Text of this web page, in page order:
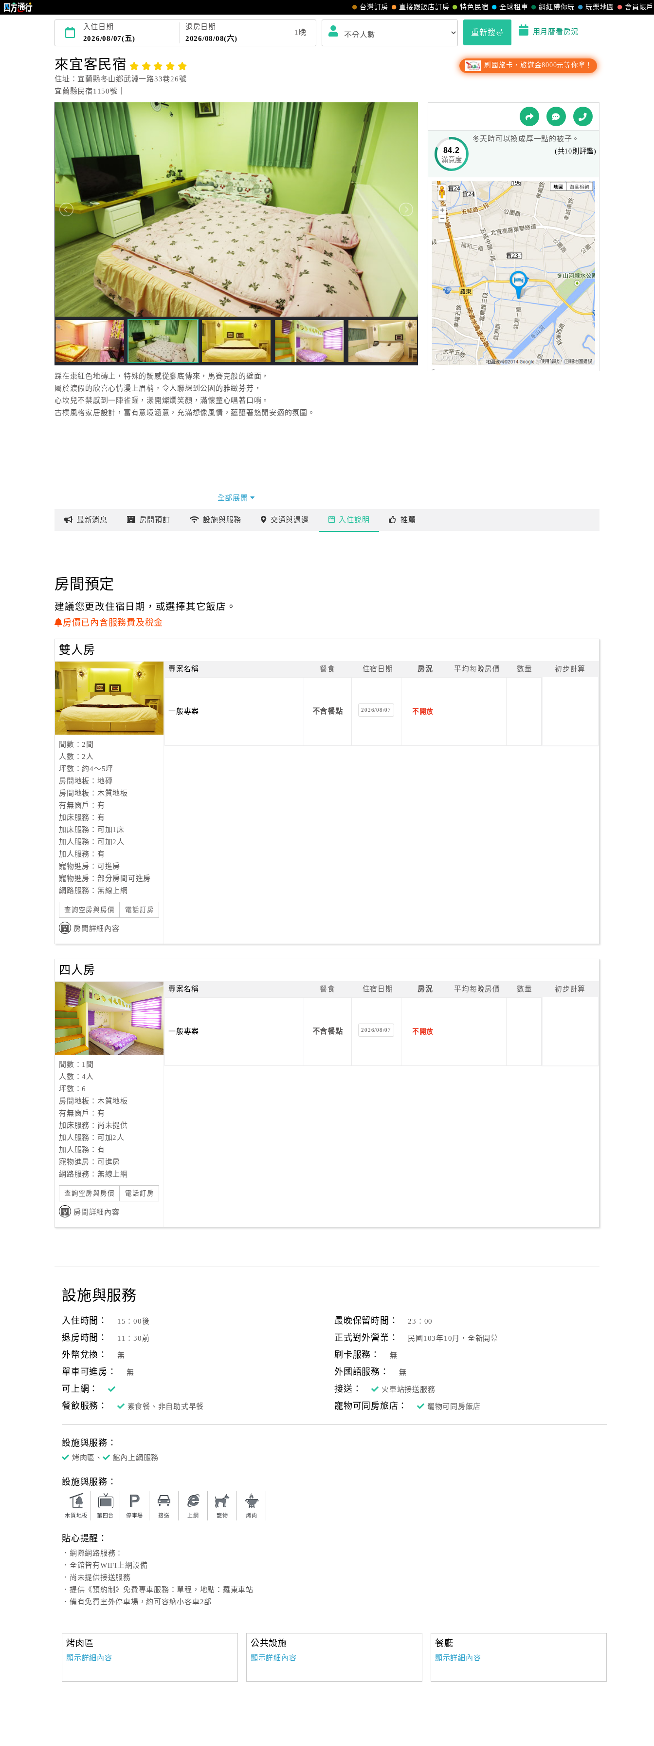
會員帳戶
玩樂地圖
網紅帶你玩
全球租車
特色民宿
直接跟飯店訂房
台灣訂房
入住日期
2026/08/07(五)
退房日期
2026/08/08(六)
1 晚 重新搜尋 用月曆看房況
來宜客民宿
住址：宜蘭縣冬山鄉武淵一路33巷26號
宜蘭縣民宿1150號｜
刷國旅卡，旅遊金8000元等你拿！
踩在棗紅色地磚上，特殊的觸感從腳底傳來，馬賽克般的壁面，
屬於渡假的欣喜心情漫上眉梢，令人聯想到公園的雅緻芬芳，
心坎兒不禁感到一陣雀躍，漾開燦爛笑顏，滿懷童心唱著口哨。
古樸風格家居設計，富有意境涵意，充滿想像風情，蘊釀著悠閒安適的氛圍。
全部展開
84.2
滿意度
冬天時可以換成厚一點的被子。
(共10則評鑑)
最新消息 房間預訂 設施與服務 交通與週邊 入住說明 推薦
房間預定
建議您更改住宿日期，或選擇其它飯店。
房價已內含服務費及稅金
雙人房
間數：2間
人數：2人
坪數：約4～5坪
房間地板：地磚
房間地板：木質地板
有無窗戶：有
加床服務：有
加床服務：可加1床
加人服務：可加2人
加人服務：有
寵物進房：可進房
寵物進房：部分房間可進房
網路服務：無線上網
查詢空房與房價 電話訂房
房間詳細內容
專案名稱 餐食 住宿日期 房況 平均每晚房價 數量 初步計算
一般專案 不含餐點 2026/08/07 不開放
四人房
間數：1間
人數：4人
坪數：6
房間地板：木質地板
有無窗戶：有
加床服務：尚未提供
加人服務：可加2人
加人服務：有
寵物進房：可進房
網路服務：無線上網
查詢空房與房價 電話訂房
房間詳細內容
專案名稱 餐食 住宿日期 房況 平均每晚房價 數量 初步計算
一般專案 不含餐點 2026/08/07 不開放
設施與服務
入住時間： 15：00後 最晚保留時間： 23：00
退房時間： 11：30前 正式對外營業： 民國103年10月，全新開幕
外幣兌換： 無 刷卡服務： 無
單車可進房： 無 外國語服務： 無
可上網： 接送： 火車站接送服務
餐飲服務： 素食餐、非自助式早餐 寵物可同房旅店： 寵物可同房飯店
設施與服務：
烤肉區、 館內上網服務
設施與服務：
木質地板 第四台 停車場 接送 上網 寵物 烤肉
貼心提醒：
．網際網路服務：
．全館皆有WIFI上網設備
．尚未提供接送服務
．提供《預約制》免費專車服務：單程，地點：羅東車站
．備有免費室外停車場，約可容納小客車2部
烤肉區
顯示詳細內容
公共設施
顯示詳細內容
餐廳
顯示詳細內容